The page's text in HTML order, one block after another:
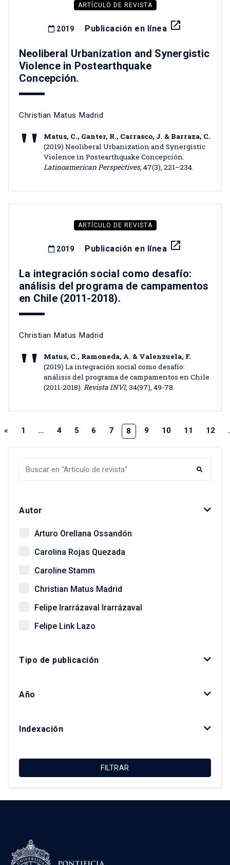
Autor
Arturo Orellana Ossandón
Carolina Rojas Quezada
Caroline Stamm
Christian Matus Madrid
Felipe Irarrázaval Irarrázaval
Felipe Link Lazo
Gonzalo Salazar Preece
Tipo de publicación
Año
Indexación
FILTRAR
ARTÍCULO DE REVISTA
2019 Publicación en línea launch
Neoliberal Urbanization and Synergistic
Violence in Postearthquake
Concepción.
Christian Matus Madrid
Matus, C., Ganter, R., Carrasco, J. & Barraza, C.
(2019) Neoliberal Urbanization and Synergistic
Violence in Postearthquake Concepción.
Latinoamerican Perspectives, 47(3), 221–234.
ARTÍCULO DE REVISTA
2019 Publicación en línea launch
La integración social como desafío:
análisis del programa de campamentos
en Chile (2011-2018).
Christian Matus Madrid
Matus, C., Ramoneda, A. & Valenzuela, F.
(2019) La integración social como desafío:
análisis del programa de campamentos en Chile
(2011-2018). Revista INVI, 34(97), 49-78.
« 1 … 4 5 6 7 8 9 10 11 12